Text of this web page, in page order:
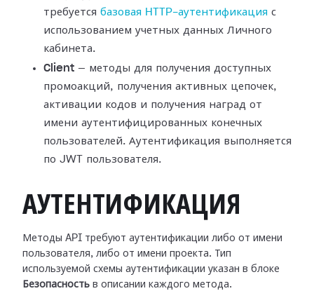
требуется базовая HTTP-аутентификация с
использованием учетных данных Личного
кабинета.
Client — методы для получения доступных
промоакций, получения активных цепочек,
активации кодов и получения наград от
имени аутентифицированных конечных
пользователей. Аутентификация выполняется
по JWT пользователя.
АУТЕНТИФИКАЦИЯ
Методы API требуют аутентификации либо от имени
пользователя, либо от имени проекта. Тип
используемой схемы аутентификации указан в блоке
Безопасность в описании каждого метода.